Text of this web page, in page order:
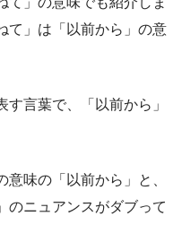
て」は「以前から」の意
す言葉で、「以前から」
意味の「以前から」と、
のニュアンスがダブって